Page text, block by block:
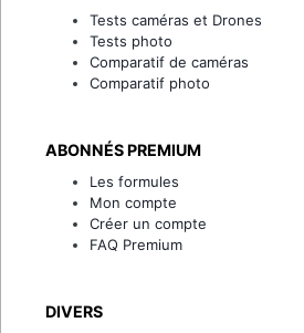
Tests caméras et Drones
Tests photo
Comparatif de caméras
Comparatif photo
ABONNÉS PREMIUM
Les formules
Mon compte
Créer un compte
FAQ Premium
DIVERS